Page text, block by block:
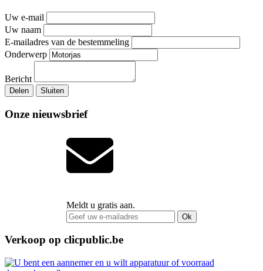
Uw e-mail
Uw naam
E-mailadres van de bestemmeling
Onderwerp
Bericht
Delen Sluiten
Onze nieuwsbrief
Meldt u gratis aan.
Ok
Verkoop op clicpublic.be